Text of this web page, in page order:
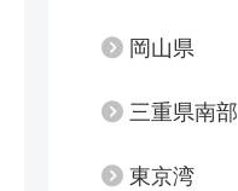
岡山県
三重県南部
東京湾